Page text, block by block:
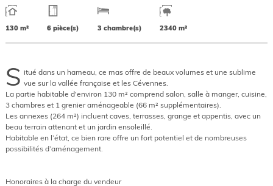
130 m² 6 pièce(s) 3 chambre(s) 2340 m²
S itué dans un hameau, ce mas offre de beaux volumes et une sublime
vue sur la vallée française et les Cévennes.
La partie habitable d'environ 130 m² comprend salon, salle à manger, cuisine,
3 chambres et 1 grenier aménageable (66 m² supplémentaires).
Les annexes (264 m²) incluent caves, terrasses, grange et appentis, avec un
beau terrain attenant et un jardin ensoleillé.
Habitable en l’état, ce bien rare offre un fort potentiel et de nombreuses
possibilités d’aménagement.
Honoraires à la charge du vendeur